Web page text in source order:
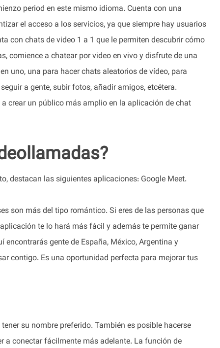
period en este mismo idioma. Cuenta con una
el acceso a los servicios, ya que siempre hay usuarios
con chats de video 1 a 1 que le permiten descubrir cómo
comience a chatear por video en vivo y disfrute de una
uno, una para hacer chats aleatorios de vídeo, para
a gente, subir fotos, añadir amigos, etcétera.
crear un público más amplio en la aplicación de chat
destacan las siguientes aplicaciones: Google Meet.
son más del tipo romántico. Si eres de las personas que
te lo hará más fácil y además te permite ganar
gente de España, México, Argentina y
contigo. Es una oportunidad perfecta para mejorar tus
su nombre preferido. También es posible hacerse
a conectar fácilmente más adelante. La función de